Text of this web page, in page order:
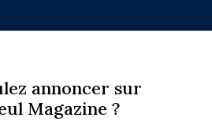
annoncer sur
Magazine ?